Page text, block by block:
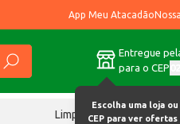
App Meu Atacadão
Entregue
para o CEP
Escolha uma loja
CEP para ver
Limpeza